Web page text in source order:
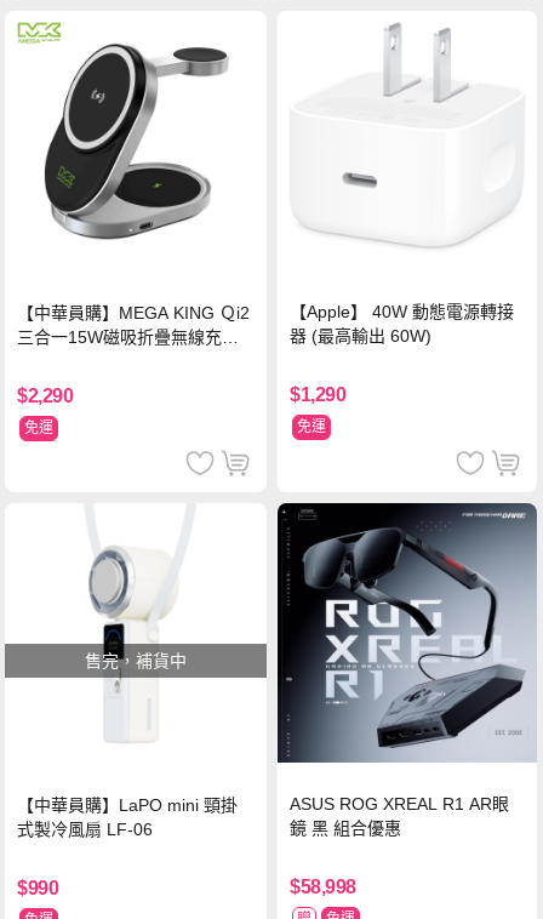
【中華員購】MEGA KING Ｑi2
三合一15W磁吸折疊無線充電
$2,290
免運
【Apple】 40W 動態電源轉接
器 (最高輸出 60W)
$1,290
免運
售完，補貨中
【中華員購】LaPO mini 頸掛
式製冷風扇 LF-06
$990
ASUS ROG XREAL R1 AR眼
鏡 黑 組合優惠
$58,998